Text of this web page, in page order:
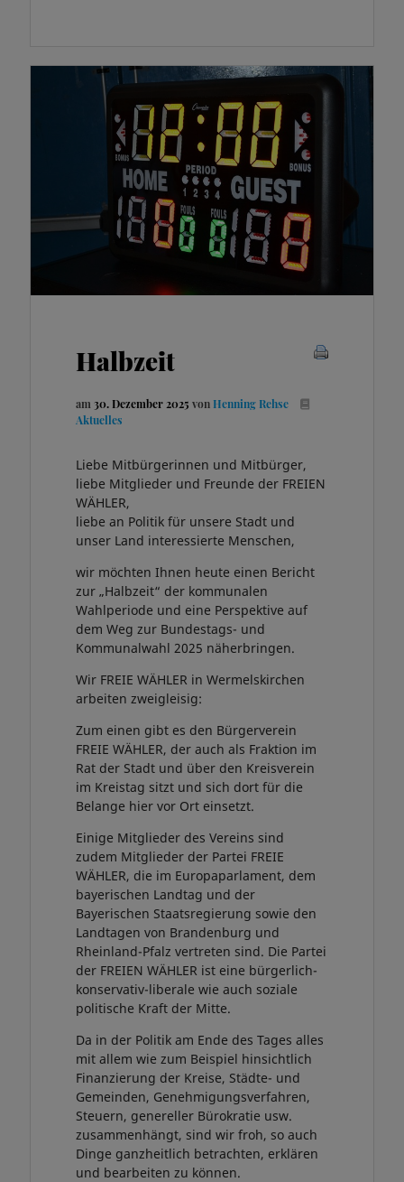
Halbzeit
am 30. Dezember 2025 von Henning Rehse
Aktuelles
Liebe Mitbürgerinnen und Mitbürger,
liebe Mitglieder und Freunde der FREIEN
WÄHLER,
liebe an Politik für unsere Stadt und
unser Land interessierte Menschen,
wir möchten Ihnen heute einen Bericht
zur „Halbzeit“ der kommunalen
Wahlperiode und eine Perspektive auf
dem Weg zur Bundestags- und
Kommunalwahl 2025 näherbringen.
Wir FREIE WÄHLER in Wermelskirchen
arbeiten zweigleisig:
Zum einen gibt es den Bürgerverein
FREIE WÄHLER, der auch als Fraktion im
Rat der Stadt und über den Kreisverein
im Kreistag sitzt und sich dort für die
Belange hier vor Ort einsetzt.
Einige Mitglieder des Vereins sind
zudem Mitglieder der Partei FREIE
WÄHLER, die im Europaparlament, dem
bayerischen Landtag und der
Bayerischen Staatsregierung sowie den
Landtagen von Brandenburg und
Rheinland-Pfalz vertreten sind. Die Partei
der FREIEN WÄHLER ist eine bürgerlich-
konservativ-liberale wie auch soziale
politische Kraft der Mitte.
Da in der Politik am Ende des Tages alles
mit allem wie zum Beispiel hinsichtlich
Finanzierung der Kreise, Städte- und
Gemeinden, Genehmigungsverfahren,
Steuern, genereller Bürokratie usw.
zusammenhängt, sind wir froh, so auch
Dinge ganzheitlich betrachten, erklären
und bearbeiten zu können.